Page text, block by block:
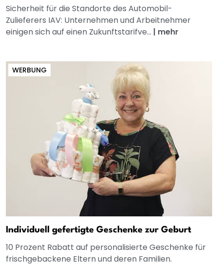
Sicherheit für die Standorte des Automobil-
Zulieferers IAV: Unternehmen und Arbeitnehmer
einigen sich auf einen Zukunftstarifve... | mehr
WERBUNG
Individuell gefertigte Geschenke zur Geburt
10 Prozent Rabatt auf personalisierte Geschenke für
frischgebackene Eltern und deren Familien.